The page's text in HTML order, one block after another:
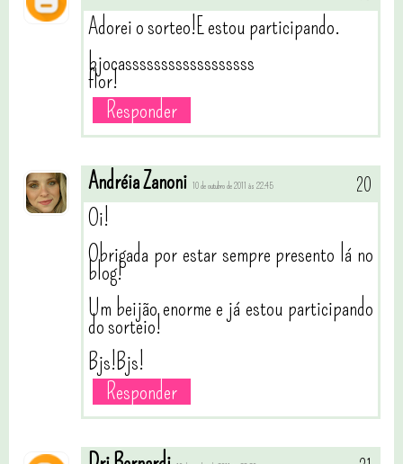
Adorei o sorteo!E estou participando.
bjocassssssssssssssssss
flor!
Responder
Andréia Zanoni 10 de outubro de 2011 às 22:45
Oi!
Obrigada por estar sempre presento lá no
blog!
Um beijão enorme e já estou participando
do sorteio!
Bjs!Bjs!
Responder